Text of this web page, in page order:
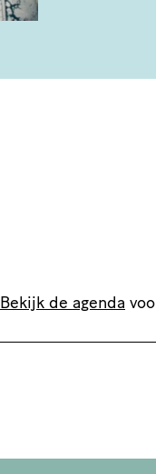
Bekijk de agenda